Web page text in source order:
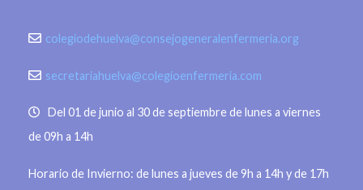
colegiodehuelva@consejogeneralenfermeria.org
secretariahuelva@colegioenfermeria.com
Del 01 de junio al 30 de septiembre de lunes a viernes
de 09h a 14h
Horario de Invierno: de lunes a jueves de 9h a 14h y de 17h